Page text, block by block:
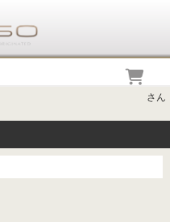
さん